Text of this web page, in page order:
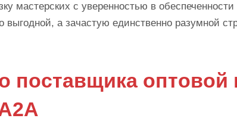
мастерских с уверенностью в
а зачастую единственно разумной
поставщика оптовой